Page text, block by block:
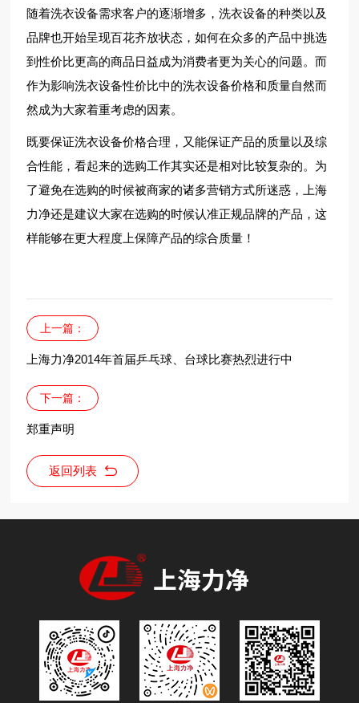
随着洗衣设备需求客户的逐渐增多，洗衣设备的种类以及
品牌也开始呈现百花齐放状态，如何在众多的产品中挑选
到性价比更高的商品日益成为消费者更为关心的问题。而
作为影响洗衣设备性价比中的洗衣设备价格和质量自然而
然成为大家着重考虑的因素。
既要保证洗衣设备价格合理，又能保证产品的质量以及综
合性能，看起来的选购工作其实还是相对比较复杂的。为
了避免在选购的时候被商家的诸多营销方式所迷惑，上海
力净还是建议大家在选购的时候认准正规品牌的产品，这
样能够在更大程度上保障产品的综合质量！
上一篇：
上海力净2014年首届乒乓球、台球比赛热烈进行中
下一篇：
郑重声明
返回列表